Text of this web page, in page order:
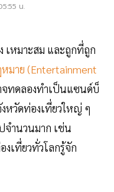
น.
เหมาะสม และถูกที่ถูก
มาย (Entertainment
จทดลองทำเป็นแซนด์บ็
หวัดท่องเที่ยวใหญ่ ๆ
จำนวนมาก เช่น
เที่ยวทั่วโลกรู้จัก